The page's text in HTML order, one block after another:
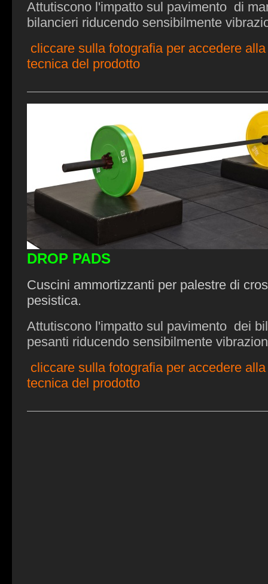
Attutiscono l'impatto sul pavimento di
bilancieri riducendo sensibilmente
cliccare sulla fotografia per accedere
tecnica del prodotto
DROP PADS
Cuscini ammortizzanti per palestre di
pesistica.
Attutiscono l'impatto sul pavimento dei
pesanti riducendo sensibilmente
cliccare sulla fotografia per accedere
tecnica del prodotto